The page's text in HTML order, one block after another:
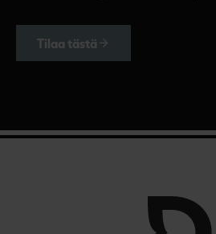
Tilaa tästä